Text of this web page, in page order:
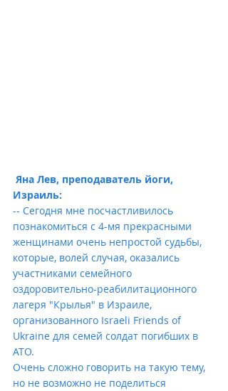
Яна Лев, преподаватель йоги,
Израиль:
-- Сегодня мне посчастливилось
познакомиться с 4-мя прекрасными
женщинами очень непростой судьбы,
которые, волей случая, оказались
участниками семейного
оздоровительно-реабилитационного
лагеря "Крылья" в Израиле,
организованного Israeli Friends of
Ukraine для семей солдат погибших в
АТО.
Очень сложно говорить на такую тему,
но не возможно не поделиться